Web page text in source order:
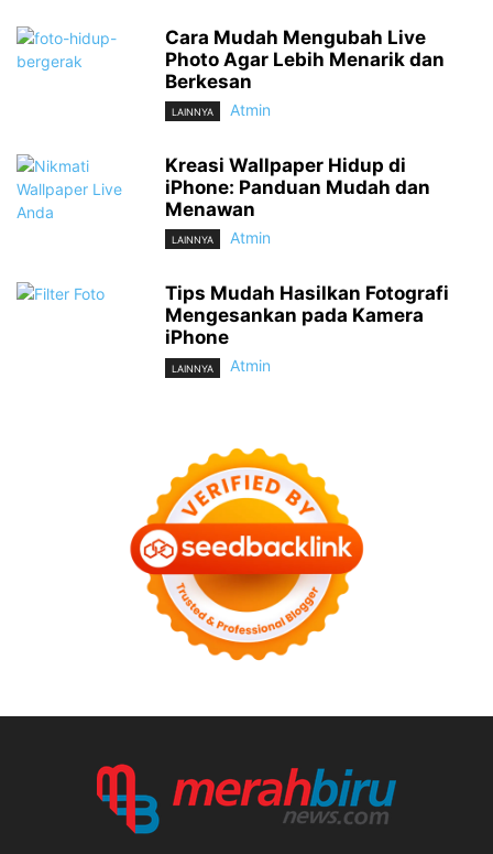
Cara Mudah Mengubah Live
Photo Agar Lebih Menarik dan
Berkesan
LAINNYA Atmin
Kreasi Wallpaper Hidup di
iPhone: Panduan Mudah dan
Menawan
LAINNYA Atmin
Tips Mudah Hasilkan Fotografi
Mengesankan pada Kamera
iPhone
LAINNYA Atmin